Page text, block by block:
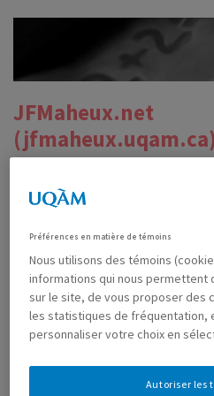
Enter)JFMaheux.net
(jfmaheux.uqam.ca)
website
Explorer les
programmation
Préférences en matière de témoins
Nous utilisons des témoins
informations qui nous permettent
sur le site, de vous proposer des
les statistiques de fréquentation,
personnaliser votre choix en
Autoriser les